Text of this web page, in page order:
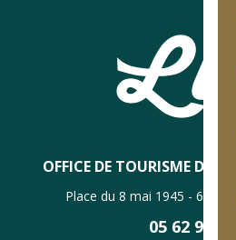
OFFICE DE TOURISME DE
Place du 8 mai 1945 -
05 62 92 30